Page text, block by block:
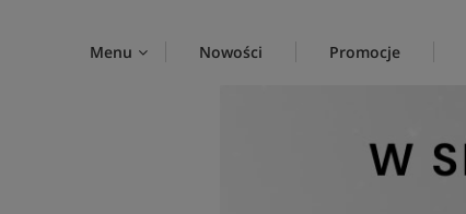
Menu Nowości Promocje